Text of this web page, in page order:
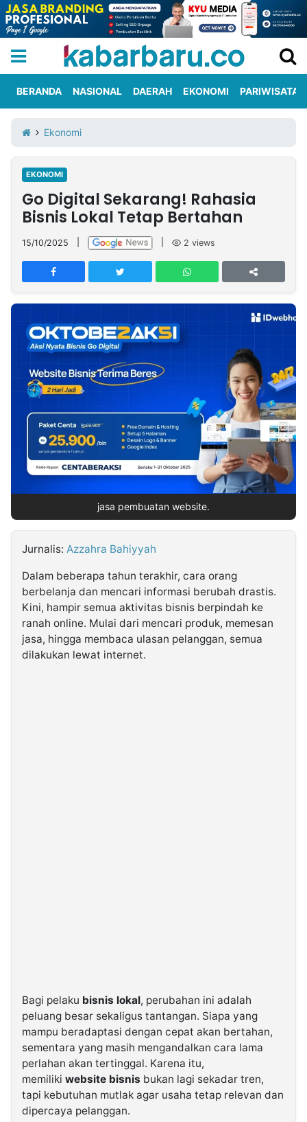
Iklan
Berita
Kami
Nasional
International
Olahraga
Entertainment
Daerah
Pariwisata
Kuliner
Kolom
Network
PT
TREETAN
MULTIMEDIA
INDONESIA
Partner
NTB
Time
Jogja
Rakyat
News
Notice
Baru
Kabarbaru
Kabarbaru.co
BERANDA NASIONAL DAERAH EKONOMI PARIWISATA
Ekonomi
EKONOMI
Go Digital Sekarang! Rahasia
Bisnis Lokal Tetap Bertahan
15/10/2025 2 views
jasa pembuatan website.
Jurnalis: Azzahra Bahiyyah
Dalam beberapa tahun terakhir, cara orang
berbelanja dan mencari informasi berubah drastis.
Kini, hampir semua aktivitas bisnis berpindah ke
ranah online. Mulai dari mencari produk, memesan
jasa, hingga membaca ulasan pelanggan, semua
dilakukan lewat internet.
Bagi pelaku bisnis lokal, perubahan ini adalah
peluang besar sekaligus tantangan. Siapa yang
mampu beradaptasi dengan cepat akan bertahan,
sementara yang masih mengandalkan cara lama
perlahan akan tertinggal. Karena itu,
memiliki website bisnis bukan lagi sekadar tren,
tapi kebutuhan mutlak agar usaha tetap relevan dan
dipercaya pelanggan.